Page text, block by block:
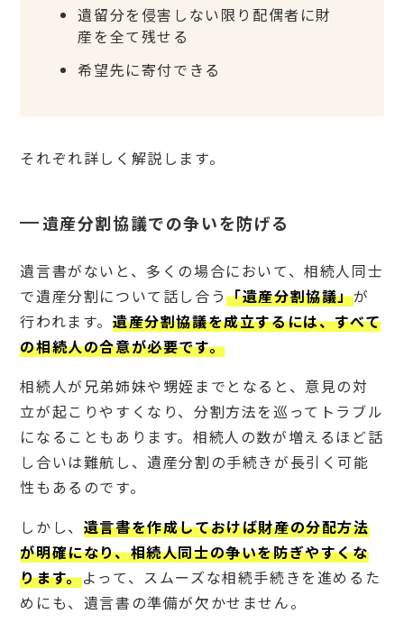
い限
産を
1.
3
希望
があ
希望
を書
き残
せる
2
な
し
夫
婦
向
け
言
の
き
方
2.
遺留分を侵害しない限り配偶者に財
産を全て残せる
希望先に寄付できる
それぞれ詳しく解説します。
遺産分割協議での争いを防げる
遺言書がないと、多くの場合において、相続人同士
で遺産分割について話し合う「遺産分割協議」が
行われます。 遺産分割協議を成立するには、すべて
の相続人の合意が必要です。
相続人が兄弟姉妹や甥姪までとなると、意見の対
立が起こりやすくなり、分割方法を巡ってトラブル
になることもあります。相続人の数が増えるほど話
し合いは難航し、遺産分割の手続きが長引く可能
性もあるのです。
しかし、 遺言書を作成しておけば財産の分配方法
が明確になり、相続人同士の争いを防ぎやすくな
ります。よって、スムーズな相続手続きを進めるた
めにも、遺言書の準備が欠かせません。